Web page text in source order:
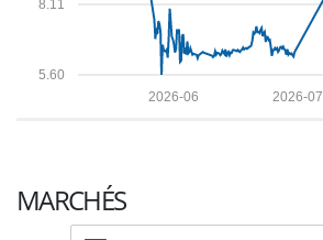
5.60
8.11
2026-07
2026-06
MARCHÉS